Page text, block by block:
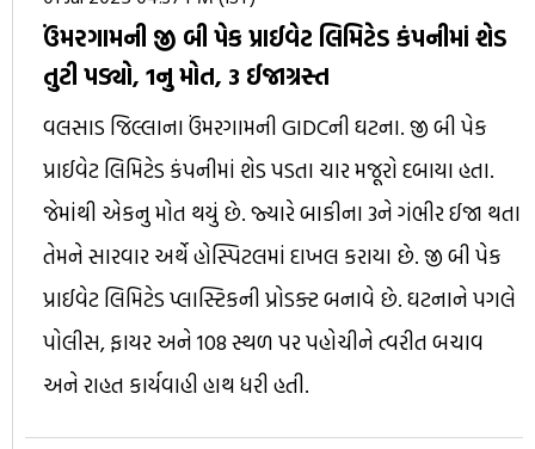
ઉંમરગામની જી બી પેક પ્રાઈવેટ લિમિટેડ કંપનીમાં શેડ
તુટી પડ્યો, 1નુ મોત, 3 ઈજાગ્રસ્ત
વલસાડ જિલ્લાના ઉંમરગામની GIDCની ઘટના. જી બી પેક
પ્રાઈવેટ લિમિટેડ કંપનીમાં શેડ પડતા ચાર મજૂરો દબાયા હતા.
જેમાંથી એકનુ મોત થયું છે. જ્યારે બાકીના 3ને ગંભીર ઈજા થતા
તેમને સારવાર અર્થે હોસ્પિટલમાં દાખલ કરાયા છે. જી બી પેક
પ્રાઈવેટ લિમિટેડ પ્લાસ્ટિકની પ્રોડક્ટ બનાવે છે. ઘટનાને પગલે
પોલીસ, ફાયર અને 108 સ્થળ પર પહોચીને ત્વરીત બચાવ
અને રાહત કાર્યવાહી હાથ ધરી હતી.